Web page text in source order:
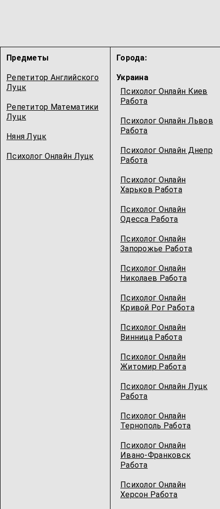
Предметы
Репетитор Английского
Луцк
Репетитор Математики
Луцк
Няня Луцк
Психолог Онлайн Луцк
Города:
Украина
Психолог Онлайн Киев
Работа
Психолог Онлайн Львов
Работа
Психолог Онлайн Днепр
Работа
Психолог Онлайн
Харьков Работа
Психолог Онлайн
Одесcа Работа
Психолог Онлайн
Запорожье Работа
Психолог Онлайн
Николаев Работа
Психолог Онлайн
Кривой Рог Работа
Психолог Онлайн
Винница Работа
Психолог Онлайн
Житомир Работа
Психолог Онлайн Луцк
Работа
Психолог Онлайн
Тернополь Работа
Психолог Онлайн
Ивано-Франковск
Работа
Психолог Онлайн
Херсон Работа